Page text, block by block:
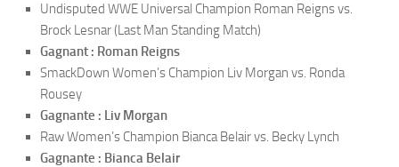
Undisputed WWE Universal Champion Roman Reigns vs.
Brock Lesnar (Last Man Standing Match)
Gagnant : Roman Reigns
SmackDown Women’s Champion Liv Morgan vs. Ronda
Rousey
Gagnante : Liv Morgan
Raw Women’s Champion Bianca Belair vs. Becky Lynch
Gagnante : Bianca Belair